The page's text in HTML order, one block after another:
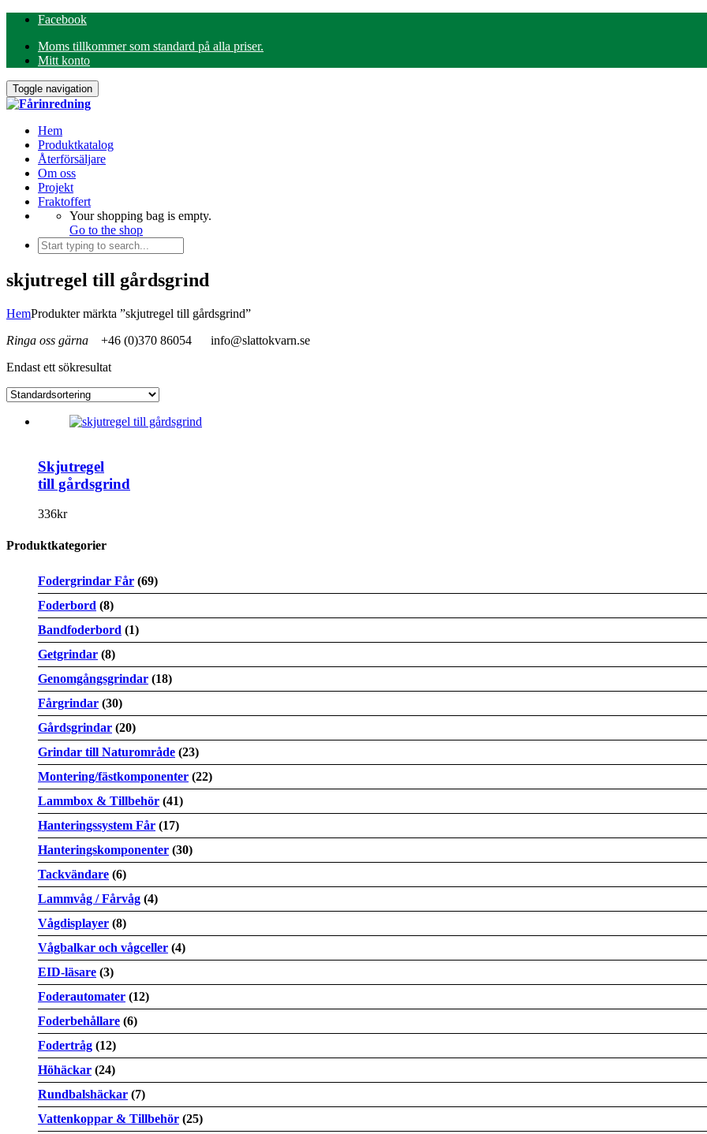
Facebook
Moms tillkommer som standard på alla priser.
Mitt konto
Toggle navigation
Hem
Produktkatalog
Återförsäljare
Om oss
Projekt
Fraktoffert
Your shopping bag is empty.
Go to the shop
skjutregel till gårdsgrind
HemProdukter märkta ”skjutregel till gårdsgrind”
Ringa oss gärna
+46 (0)370 86054
info@slattokvarn.se
Endast ett sökresultat
Skjutregel
till gårdsgrind
336kr
Produktkategorier
Fodergrindar Får (69)
Foderbord (8)
Bandfoderbord (1)
Getgrindar (8)
Genomgångsgrindar (18)
Fårgrindar (30)
Gårdsgrindar (20)
Grindar till Naturområde (23)
Montering/fästkomponenter (22)
Lammbox & Tillbehör (41)
Hanteringssystem Får (17)
Hanteringskomponenter (30)
Tackvändare (6)
Lammvåg / Fårvåg (4)
Vågdisplayer (8)
Vågbalkar och vågceller (4)
EID-läsare (3)
Foderautomater (12)
Foderbehållare (6)
Fodertråg (12)
Höhäckar (24)
Rundbalshäckar (7)
Vattenkoppar & Tillbehör (25)